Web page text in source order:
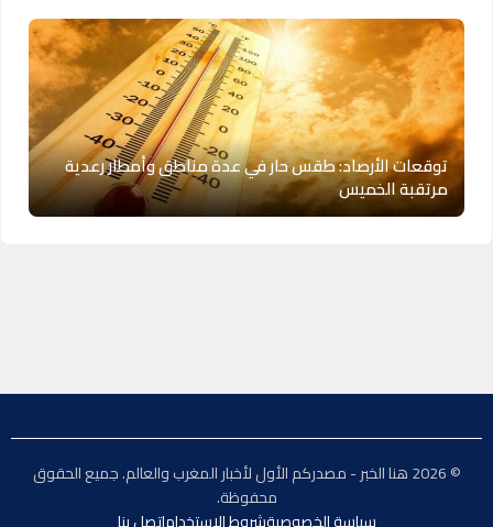
توقعات الأرصاد: طقس حار في عدة مناطق وأمطار رعدية
مرتقبة الخميس
© 2026 هنا الخبر - مصدركم الأول لأخبار المغرب والعالم. جميع الحقوق
محفوظة.
سياسة الخصوصيةشروط الاستخداماتصل بنا